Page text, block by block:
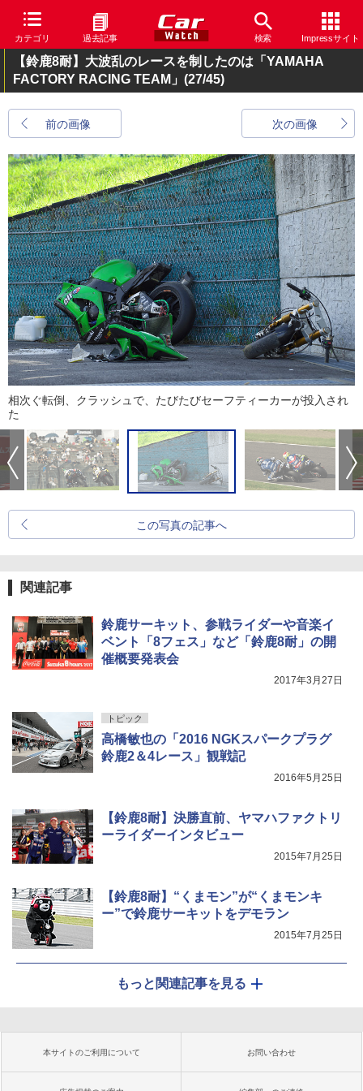
カテゴリ 過去記事 検索 Impressサイト
【鈴鹿8耐】大波乱のレースを制したのは「YAMAHA
FACTORY RACING TEAM」 (27/45)
前の画像 次の画像
相次ぐ転倒、クラッシュで、たびたびセーフティーカーが投入され
た
この写真の記事へ
関連記事
鈴鹿サーキット、参戦ライダーや音楽イ
ベント「8フェス」など「鈴鹿8耐」の開
催概要発表会
2017年3月27日
トピック
高橋敏也の「2016 NGKスパークプラグ
鈴鹿2＆4レース」観戦記
2016年5月25日
【鈴鹿8耐】決勝直前、ヤマハファクトリ
ーライダーインタビュー
2015年7月25日
【鈴鹿8耐】“くまモン”が“くまモンキ
ー”で鈴鹿サーキットをデモラン
2015年7月25日
もっと関連記事を見る
本サイトのご利用について お問い合わせ